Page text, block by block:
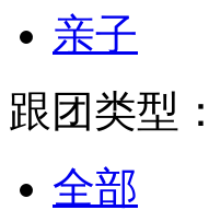
亲子
跟团类型：
全部